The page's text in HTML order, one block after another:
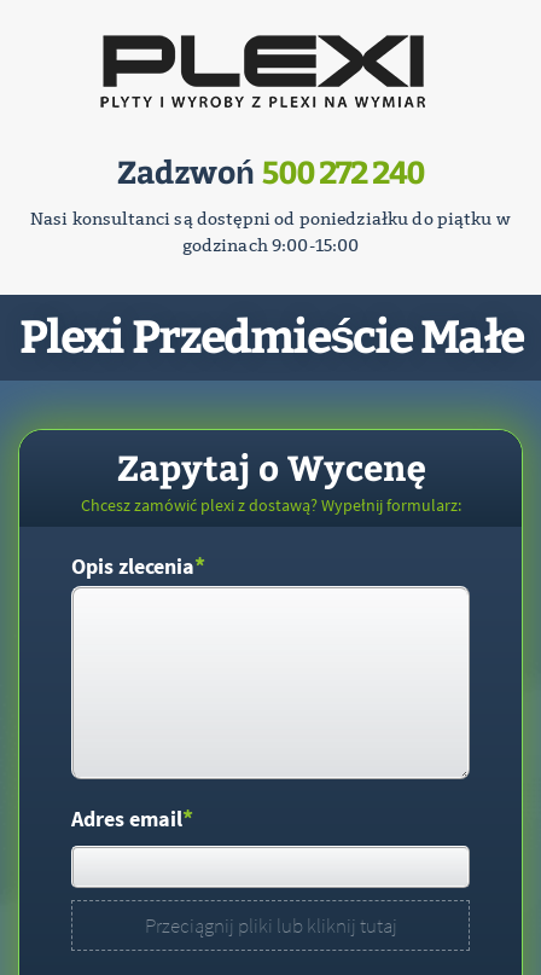
Zadzwoń 500 272 240
Nasi konsultanci są dostępni od poniedziałku do piątku w
godzinach 9:00-15:00
Plexi Przedmieście Małe
Zapytaj o Wycenę
Chcesz zamówić plexi z dostawą? Wypełnij formularz:
Opis zlecenia*
Adres email*
Przeciągnij pliki lub kliknij tutaj